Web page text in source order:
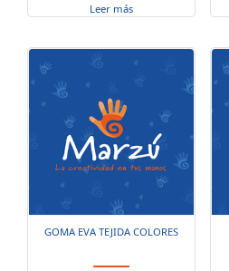
Leer más
GOMA EVA TEJIDA COLORES